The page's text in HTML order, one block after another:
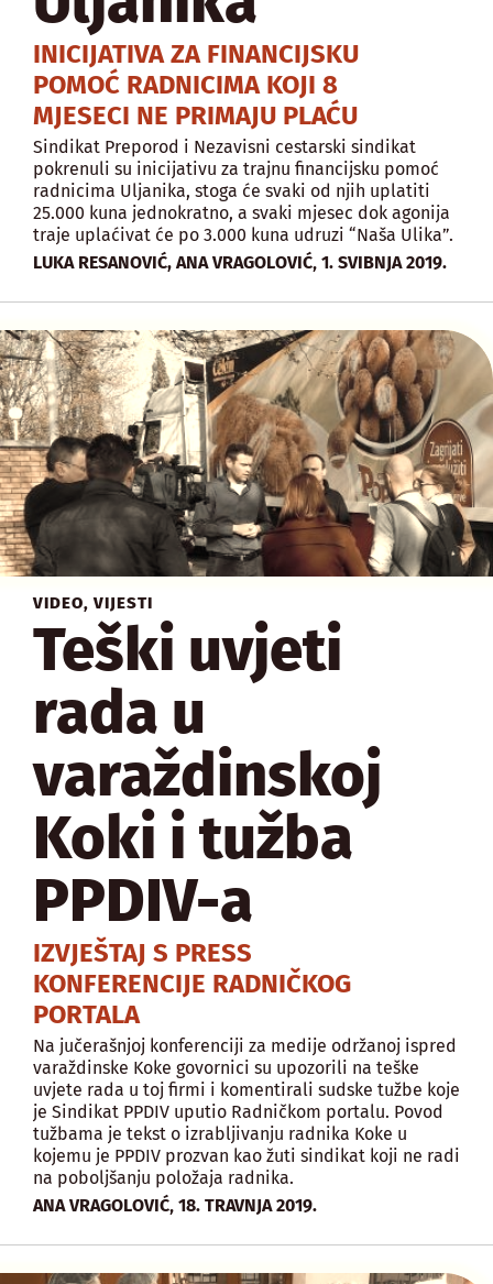
INICIJATIVA ZA FINANCIJSKU
POMOĆ RADNICIMA KOJI 8
MJESECI NE PRIMAJU PLAĆU
Sindikat Preporod i Nezavisni cestarski sindikat
pokrenuli su inicijativu za trajnu financijsku pomoć
radnicima Uljanika, stoga će svaki od njih uplatiti
25.000 kuna jednokratno, a svaki mjesec dok agonija
traje uplaćivat će po 3.000 kuna udruzi “Naša Ulika”.
LUKA RESANOVIĆ, ANA VRAGOLOVIĆ, 1. SVIBNJA 2019.
VIDEO,VIJESTI
Teški uvjeti
rada u
varaždinskoj
Koki i tužba
PPDIV-a
IZVJEŠTAJ S PRESS
KONFERENCIJE RADNIČKOG
PORTALA
Na jučerašnjoj konferenciji za medije održanoj ispred
varaždinske Koke govornici su upozorili na teške
uvjete rada u toj firmi i komentirali sudske tužbe koje
je Sindikat PPDIV uputio Radničkom portalu. Povod
tužbama je tekst o izrabljivanju radnika Koke u
kojemu je PPDIV prozvan kao žuti sindikat koji ne radi
na poboljšanju položaja radnika.
ANA VRAGOLOVIĆ, 18. TRAVNJA 2019.